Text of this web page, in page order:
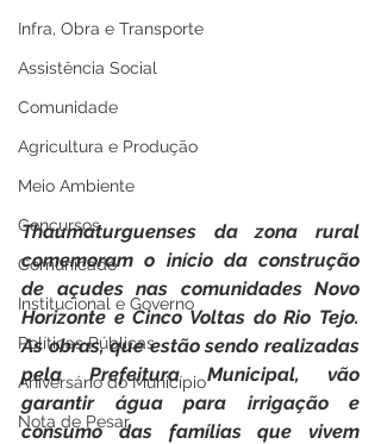
Infra, Obra e Transporte
Assistência Social
Comunidade
Agricultura e Produção
Meio Ambiente
Concursos
Comunicado
Institucional e Governo
Políticas Públicas
Aniversário do Município
Nota de Pesar
Thaumaturguenses da zona rural
comemoram o início da construção
de açudes nas comunidades Novo
Horizonte e Cinco Voltas do Rio Tejo.
As obras, que estão sendo realizadas
pela Prefeitura Municipal, vão
garantir água para irrigação e
consumo das famílias que vivem